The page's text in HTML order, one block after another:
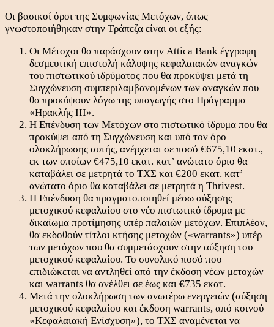
Οι βασικοί όροι της Συμφωνίας Μετόχων, όπως
γνωστοποιήθηκαν στην Τράπεζα είναι οι εξής:
Οι Μέτοχοι θα παράσχουν στην Attica Bank έγγραφη
δεσμευτική επιστολή κάλυψης κεφαλαιακών αναγκών
του πιστωτικού ιδρύματος που θα προκύψει μετά τη
Συγχώνευση συμπεριλαμβανομένων των αναγκών που
θα προκύψουν λόγω της υπαγωγής στο Πρόγραμμα
«Ηρακλής ΙΙΙ».
Η Επένδυση των Μετόχων στο πιστωτικό ίδρυμα που θα
προκύψει από τη Συγχώνευση και υπό τον όρο
ολοκλήρωσης αυτής, ανέρχεται σε ποσό €675,10 εκατ.,
εκ των οποίων €475,10 εκατ. κατ’ ανώτατο όριο θα
καταβάλει σε μετρητά το ΤΧΣ και €200 εκατ. κατ’
ανώτατο όριο θα καταβάλει σε μετρητά η Thrivest.
Η Επένδυση θα πραγματοποιηθεί μέσω αύξησης
μετοχικού κεφαλαίου στο νέο πιστωτικό ίδρυμα με
δικαίωμα προτίμησης υπέρ παλαιών μετόχων. Επιπλέον,
θα εκδοθούν τίτλοι κτήσης μετοχών («warrants») υπέρ
των μετόχων που θα συμμετάσχουν στην αύξηση του
μετοχικού κεφαλαίου. Το συνολικό ποσό που
επιδιώκεται να αντληθεί από την έκδοση νέων μετοχών
και warrants θα ανέλθει σε έως και €735 εκατ.
Μετά την ολοκλήρωση των ανωτέρω ενεργειών (αύξηση
μετοχικού κεφαλαίου και έκδοση warrants, από κοινού
«Κεφαλαιακή Ενίσχυση»), το ΤΧΣ αναμένεται να